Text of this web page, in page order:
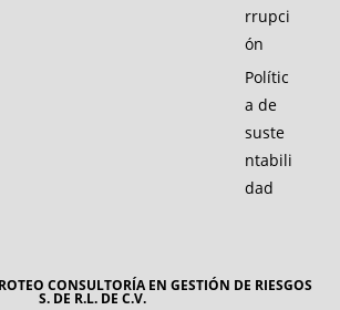
rrupci
ón
Polític
a de
suste
ntabili
dad
CONSULTORÍA EN GESTIÓN DE RIESGOS
S. DE R.L. DE C.V.